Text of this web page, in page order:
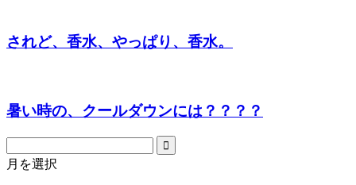
されど、香水、やっぱり、香水。
暑い時の、クールダウンには？？？？
月を選択